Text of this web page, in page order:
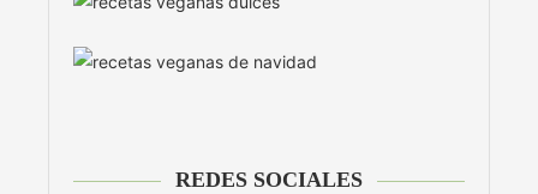
REDES SOCIALES